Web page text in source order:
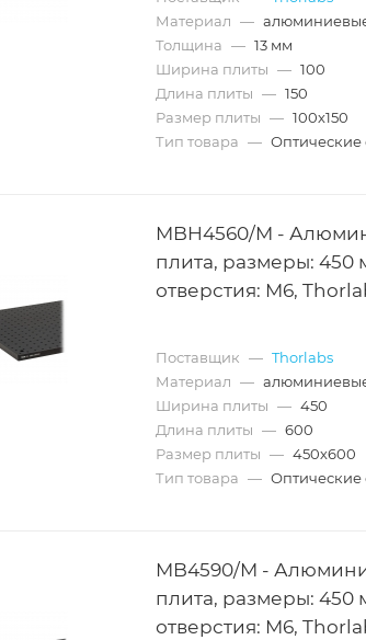
Материал —
Толщина — 13 мм
Ширина плиты — 100
Длина плиты — 150
Размер плиты — 100х150
Тип товара — Оптические
MBH4560/M -
плита, размеры: 450
отверстия: M6,
Поставщик — Thorlabs
Материал —
Ширина плиты — 450
Длина плиты — 600
Размер плиты — 450х600
Тип товара — Оптические
MB4590/M -
плита, размеры: 450
отверстия: M6,